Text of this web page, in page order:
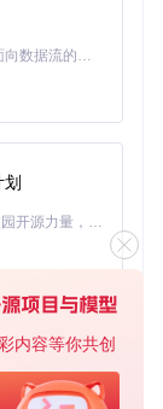
内容等你共创
性能指标报
，为后续估算
可以分析不
占用和计算
DORA (Dataflow-Oriented Robotic Architecture 面向数据流的机器人架构) 是为 AI 与具身智能机器人打造的高性能开发框架，以数据流范式重构开发逻辑，原生支持分布式部署与端边云协同 —— 无需复杂适配，即可实现一体端到端具身大小脑、VLA等模型部署，无缝衔接感知、推理、控制全链路，让 AI 能力与机器人动作深度融合。 依托 Rust 内核与零拷贝通信技术，它将具身大小脑、VLA等模型推理、多模态数据融合延迟压缩至微秒级，同时兼容 ROS2 生态与国产 AI 芯片，彻底降低具身智能机器人的开发门槛，让分布式部署下的 AI 赋能创新更高效、更灵活。
划
「源启盛夏」暑期校园开发者成长计划旨在激活校园开源力量，通过积分激励、认证扶持、资源倾斜等形式，引导高校组织和开发者完成「入驻 — 建项目 — 做贡献 — 获认证 — 得资源」的完整闭环。无论你是想带领社团入驻平台的组织者，还是希望用代码贡献证明自己的开发者，都能在这里找到属于你的成长路径。
基于Python的Xiaozhi AI，适用于想要完整Xiaozhi体验而无需拥有专用硬件的用户。